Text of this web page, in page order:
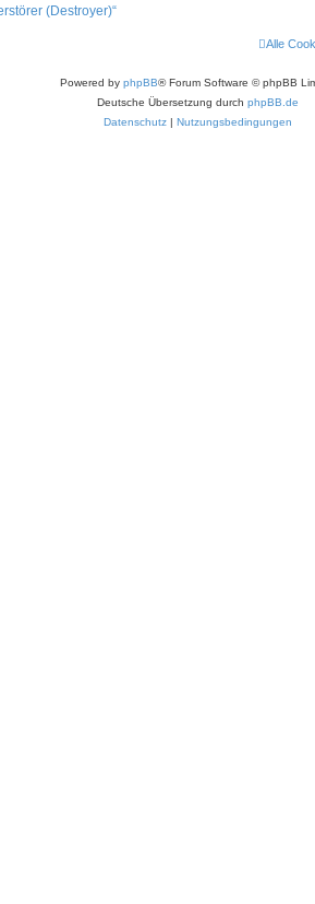
(Destroyer)“
Alle
Powered by phpBB® Forum Software © phpBB
Deutsche Übersetzung durch phpBB.de
Datenschutz | Nutzungsbedingungen